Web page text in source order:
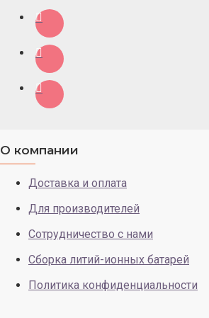
О компании
Доставка и оплата
Для производителей
Сотрудничество с нами
Сборка литий-ионных батарей
Политика конфиденциальности